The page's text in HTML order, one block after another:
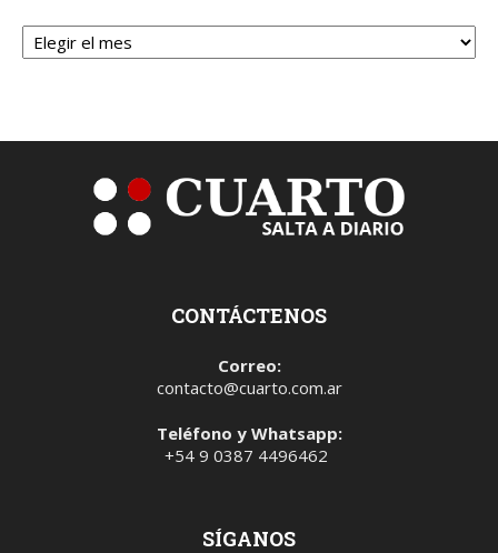
Archivos
CONTÁCTENOS
Correo:
contacto@cuarto.com.ar
Teléfono y Whatsapp:
+54 9 0387 4496462
SÍGANOS